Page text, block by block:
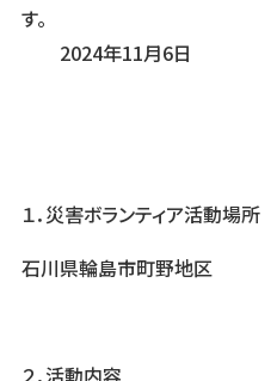
す
2024年11月6日
１．災害ボランティア活動場所
石川県輪島市町野地区
２．活動内容